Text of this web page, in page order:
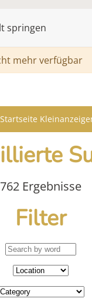
springen
mehr verfügbar
Startseite
762 Ergebnisse
Filter